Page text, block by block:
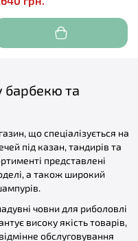
барбекю та
що спеціалізується на
під казан, тандирів та
представлені
а також широкий
човни для риболовлі
високу якість товарів,
обслуговування